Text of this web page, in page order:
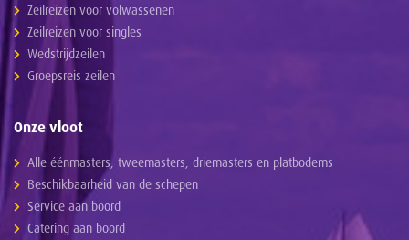
Zeilreizen voor volwassenen
Zeilreizen voor singles
Wedstrijdzeilen
Groepsreis zeilen
Onze vloot
Alle éénmasters, tweemasters, driemasters en platbodems
Beschikbaarheid van de schepen
Service aan boord
Catering aan boord